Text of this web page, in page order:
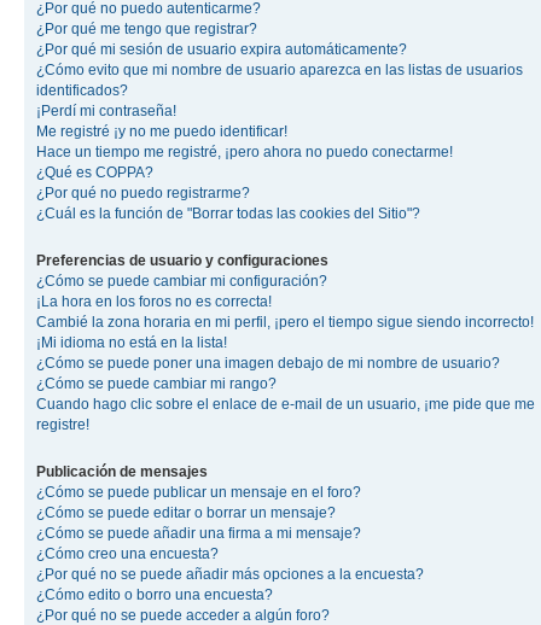
¿Por qué no puedo autenticarme?
¿Por qué me tengo que registrar?
¿Por qué mi sesión de usuario expira automáticamente?
¿Cómo evito que mi nombre de usuario aparezca en las listas de usuarios
identificados?
¡Perdí mi contraseña!
Me registré ¡y no me puedo identificar!
Hace un tiempo me registré, ¡pero ahora no puedo conectarme!
¿Qué es COPPA?
¿Por qué no puedo registrarme?
¿Cuál es la función de "Borrar todas las cookies del Sitio"?
Preferencias de usuario y configuraciones
¿Cómo se puede cambiar mi configuración?
¡La hora en los foros no es correcta!
Cambié la zona horaria en mi perfil, ¡pero el tiempo sigue siendo incorrecto!
¡Mi idioma no está en la lista!
¿Cómo se puede poner una imagen debajo de mi nombre de usuario?
¿Cómo se puede cambiar mi rango?
Cuando hago clic sobre el enlace de e-mail de un usuario, ¡me pide que me
registre!
Publicación de mensajes
¿Cómo se puede publicar un mensaje en el foro?
¿Cómo se puede editar o borrar un mensaje?
¿Cómo se puede añadir una firma a mi mensaje?
¿Cómo creo una encuesta?
¿Por qué no se puede añadir más opciones a la encuesta?
¿Cómo edito o borro una encuesta?
¿Por qué no se puede acceder a algún foro?